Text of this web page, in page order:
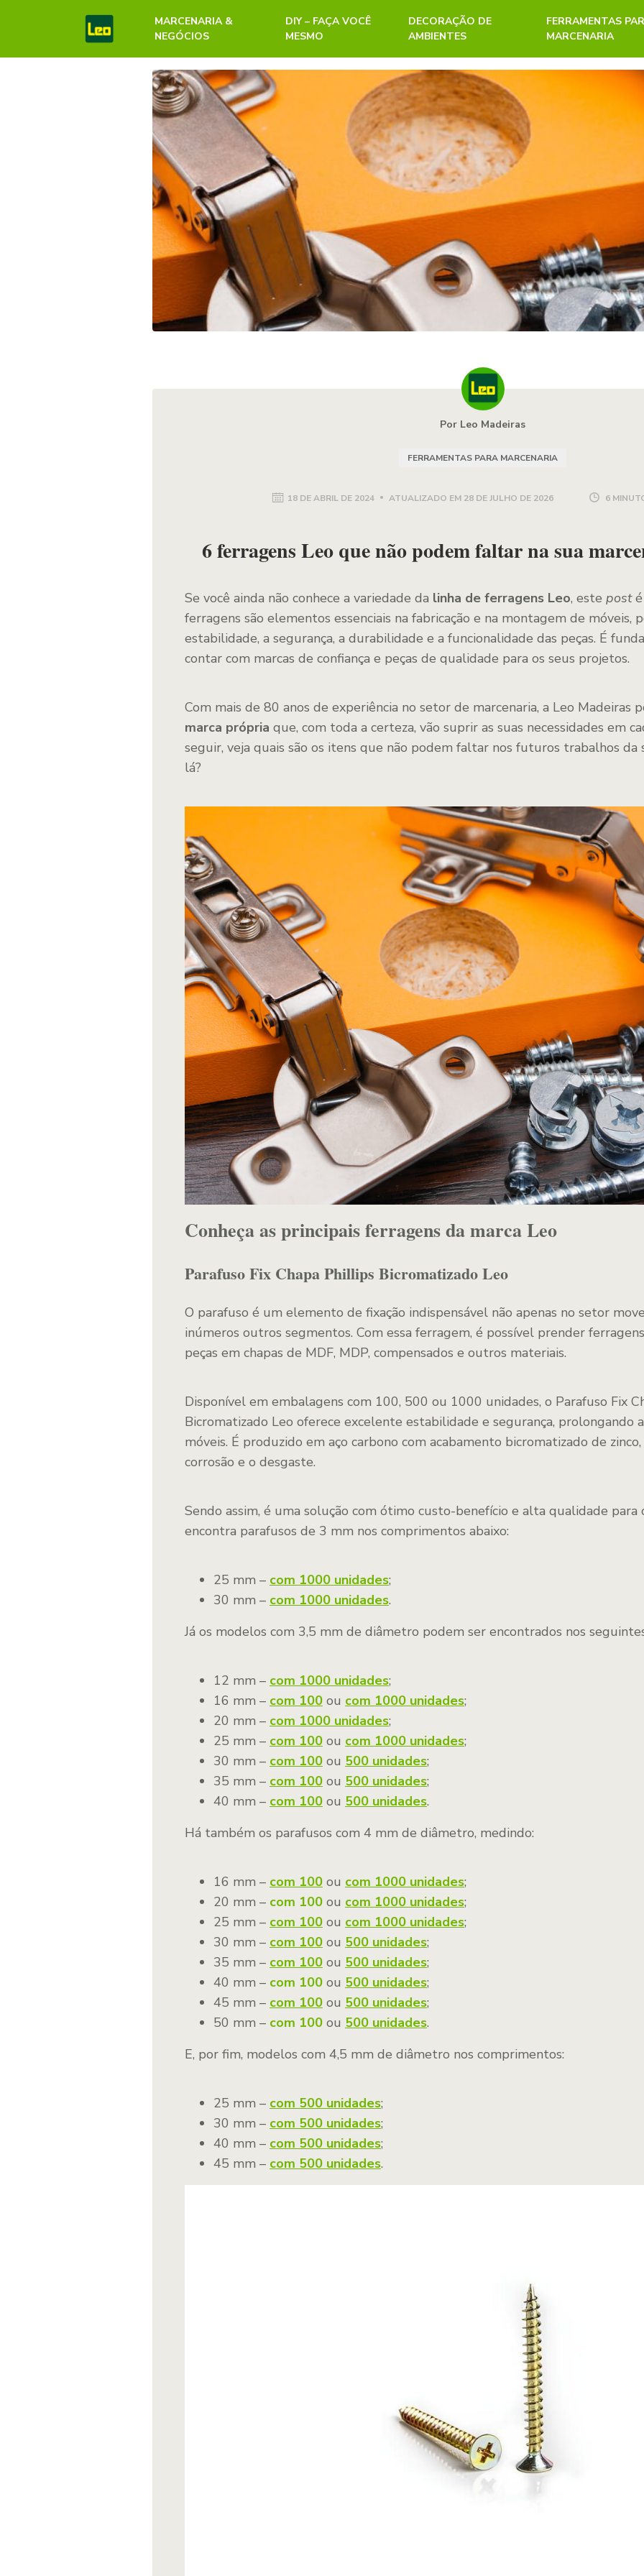
MARCENARIA &
NEGÓCIOS
DIY – FAÇA VOCÊ
MESMO
DECORAÇÃO DE
AMBIENTES
FERRAMENTAS
MARCENARIA
Por Leo Madeiras
FERRAMENTAS PARA MARCENARIA
18 DE ABRIL DE 2024 ATUALIZADO EM 28 DE JULHO DE 2026 6
6 ferragens Leo que não podem faltar na sua
Se você ainda não conhece a variedade da linha de ferragens Leo, este posté
ferragens são elementos essenciais na fabricação e na montagem de móveis,
estabilidade, a segurança, a durabilidade e a funcionalidade das peças. É
contar com marcas de confiança e peças de qualidade para os seus projetos.
Com mais de 80 anos de experiência no setor de marcenaria, a Leo Madeiras
marca própria que, com toda a certeza, vão suprir as suas necessidades em
seguir, veja quais são os itens que não podem faltar nos futuros trabalhos da
lá?
Conheça as principais ferragens da marca Leo
Parafuso Fix Chapa Phillips Bicromatizado Leo
O parafuso é um elemento de fixação indispensável não apenas no setor
inúmeros outros segmentos. Com essa ferragem, é possível prender
peças em chapas de MDF, MDP, compensados e outros materiais.
Disponível em embalagens com 100, 500 ou 1000 unidades, o Parafuso Fix
Bicromatizado Leo oferece excelente estabilidade e segurança, prolongando
móveis. É produzido em aço carbono com acabamento bicromatizado de
corrosão e o desgaste.
Sendo assim, é uma solução com ótimo custo-benefício e alta qualidade para
encontra parafusos de 3 mm nos comprimentos abaixo:
25 mm – com 1000 unidades;
30 mm – com 1000 unidades.
Já os modelos com 3,5 mm de diâmetro podem ser encontrados nos
12 mm – com 1000 unidades;
16 mm – com 100ou com 1000 unidades;
20 mm – com 1000 unidades;
25 mm – com 100ou com 1000 unidades;
30 mm – com 100ou 500 unidades;
35 mm – com 100ou 500 unidades;
40 mm – com 100ou 500 unidades.
Há também os parafusos com 4 mm de diâmetro, medindo:
16 mm – com 100ou com 1000 unidades;
20 mm – com 100ou com 1000 unidades;
25 mm – com 100ou com 1000 unidades;
30 mm – com 100ou 500 unidades;
35 mm – com 100ou 500 unidades;
40 mm – com 100ou 500 unidades;
45 mm – com 100ou 500 unidades;
50 mm – com 100ou 500 unidades.
E, por fim, modelos com 4,5 mm de diâmetro nos comprimentos:
25 mm – com 500 unidades;
30 mm – com 500 unidades;
40 mm – com 500 unidades;
45 mm – com 500 unidades.